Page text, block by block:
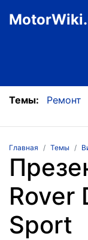
Темы: Ремонт
Главная Темы
Rover
Sport